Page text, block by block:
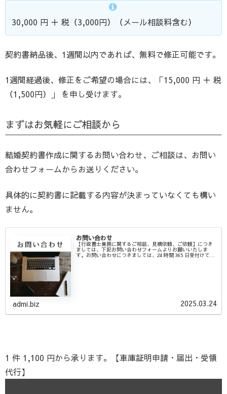
30,000 円 ＋ 税（3,000円）（メール相談料含む）
契約書納品後、1週間以内であれば、無料で修正可能です。
1週間経過後、修正をご希望の場合には、「15,000 円 ＋ 税
（1,500円）」 を申し受けます。
まずはお気軽にご相談から
結婚契約書作成に関するお問い合わせ、ご相談は、お問い
合わせフォームからお送りください。
具体的に契約書に記載する内容が決まっていなくても構い
ません。
お問い合わせ
【行政書士業務に関するご相談、見積依頼、ご依頼】につき
ましては、下記お問い合わせフォームよりお願いいたしま
す。お問い合わせにつきましては、24 時間 365 日受付けてお
admi.biz 2025.03.24
1 件 1,100 円から承ります。【車庫証明申請・届出・受領
代行】